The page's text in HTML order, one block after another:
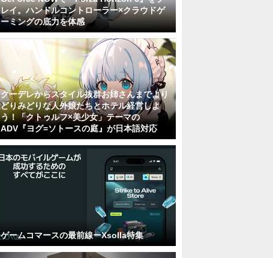
レイ。ハンドルコントローラー×クラウドゲ
ーミングの底力を体感
クーデレからスタイル抜群お姉さんまでより
どりみどりな人外娘たちとホテル経営しよ
う！「クトゥルフ×美少女」テーマの
ADV『ヨグ=ソトースの庭』が日本語対応
ゲームコマースの最前線ーXsolla特集